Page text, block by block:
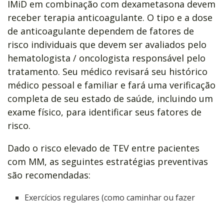
IMiD em combinação com dexametasona devem
receber terapia anticoagulante. O tipo e a dose
de anticoagulante dependem de fatores de
risco individuais que devem ser avaliados pelo
hematologista / oncologista responsável pelo
tratamento. Seu médico revisará seu histórico
médico pessoal e familiar e fará uma verificação
completa de seu estado de saúde, incluindo um
exame físico, para identificar seus fatores de
risco.
Dado o risco elevado de TEV entre pacientes
com MM, as seguintes estratégias preventivas
são recomendadas:
Exercícios regulares (como caminhar ou fazer